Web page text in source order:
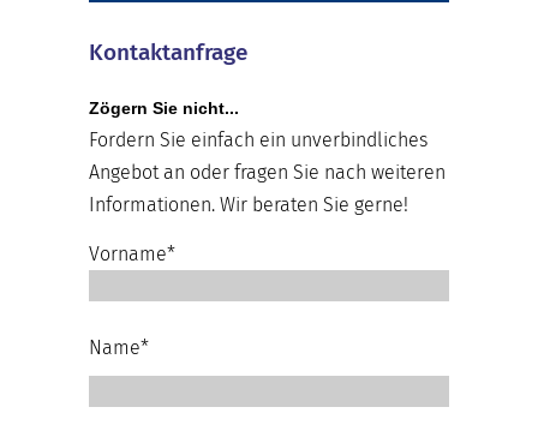
Kontaktanfrage
Zögern Sie nicht...
Fordern Sie einfach ein unverbindliches
Angebot an oder fragen Sie nach weiteren
Informationen. Wir beraten Sie gerne!
Vorname*
Name*